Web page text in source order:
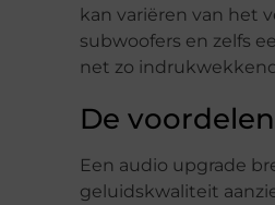
kan variëren van het
subwoofers en zelfs
net zo
De
Een audio upgrade
geluidskwaliteit